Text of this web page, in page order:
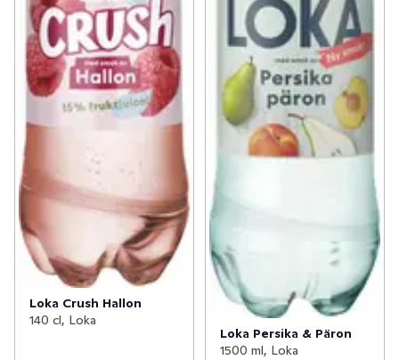
Loka Crush Hallon
140 cl, Loka
Loka Persika & Päron
1500 ml, Loka